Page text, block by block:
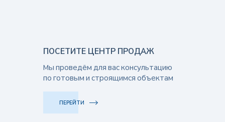
ПОСЕТИТЕ ЦЕНТР ПРОДАЖ
Мы проведём для вас консультацию
по готовым и строящимся объектам
ПЕРЕЙТИ